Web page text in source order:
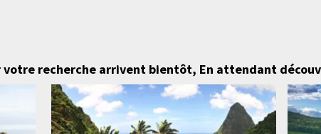
votre recherche arrivent bientôt, En attendant